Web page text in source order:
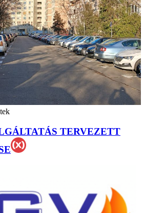
TERVEZETT